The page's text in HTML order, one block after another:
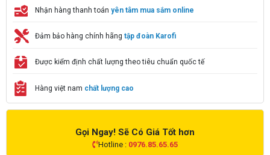
Nhận hàng thanh toán yên tâm mua sắm online
Đảm bảo hàng chính hãng tập đoàn Karofi
Được kiểm định chất lượng theo tiêu chuẩn quốc tế
Hàng việt nam chất lượng cao
Gọi Ngay! Sẽ Có Giá Tốt hơn
Hotline : 0976.85.65.65